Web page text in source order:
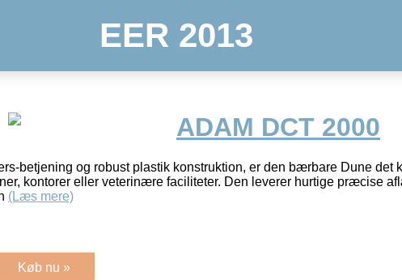
EER 2013
ADAM DCT 2000
betjening og robust plastik konstruktion, er den bærbare Dune det
kontorer eller veterinære faciliteter. Den leverer hurtige præcise
(Læs mere)
Køb nu »